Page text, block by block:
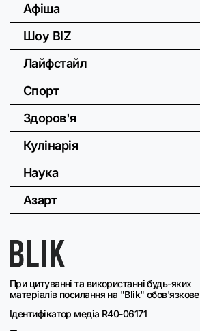
При цитуванні та використанні будь-яких
матеріалів посилання на "Blik" обов'язкове
Ідентифікатор медіа R40-06171
Афіша
Шоу BIZ
Лайфстайл
Спорт
Здоров'я
Кулінарія
Наука
Азарт